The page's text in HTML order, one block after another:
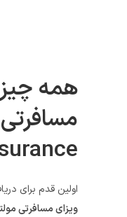
همه چیز
مسافرتی
اولین قدم برای دریافت
ویزای مسافرتی مولتی